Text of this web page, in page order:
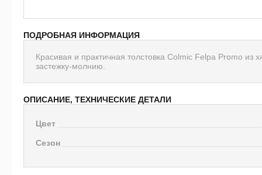
ПОДРОБНАЯ ИНФОРМАЦИЯ
Красивая и практичная толстовка Colmic Felpa Promo из
застежку-молнию.
ОПИСАНИЕ, ТЕХНИЧЕСКИЕ ДЕТАЛИ
Цвет
Сезон